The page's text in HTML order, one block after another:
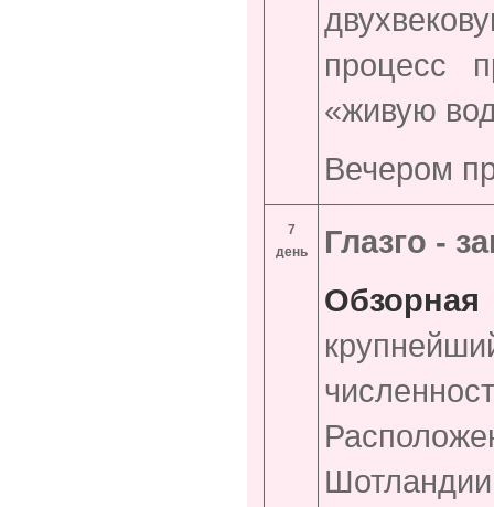
процесс
«живую
Вечером
7
день
Глазго -